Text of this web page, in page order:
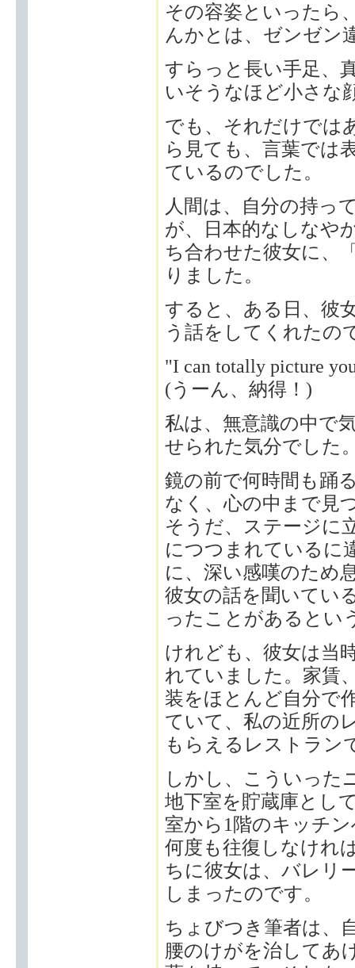
その容姿といったら
んかとは、ゼンゼン
すらっと長い手足、
いそうなほど小さな
でも、それだけでは
ら見ても、言葉では
ているのでした。
人間は、自分の持っ
が、日本的なしなや
ち合わせた彼女に、
りました。
すると、ある日、彼
う話をしてくれたの
"I can totally picture
(うーん、納得！)
私は、無意識の中で
せられた気分でした
鏡の前で何時間も踊
なく、心の中まで見
そうだ、ステージに
につつまれているに
に、深い感嘆のため
彼女の話を聞いてい
ったことがあるとい
けれども、彼女は当
れていました。家賃
装をほとんど自分で
ていて、私の近所の
もらえるレストラン
しかし、こういった
地下室を貯蔵庫とし
室から1階のキッチ
何度も往復しなけれ
ちに彼女は、バレリ
しまったのです。
ちょびつき筆者は、
腰のけがを治して